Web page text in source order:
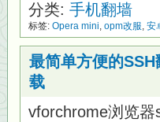
分类: 手机翻墙
标签: Opera mini, opm改服, 安
最简单方便的
载
vforchrome浏览